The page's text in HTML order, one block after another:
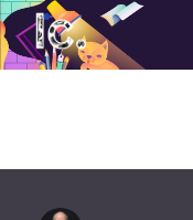
Illustratörcentrum